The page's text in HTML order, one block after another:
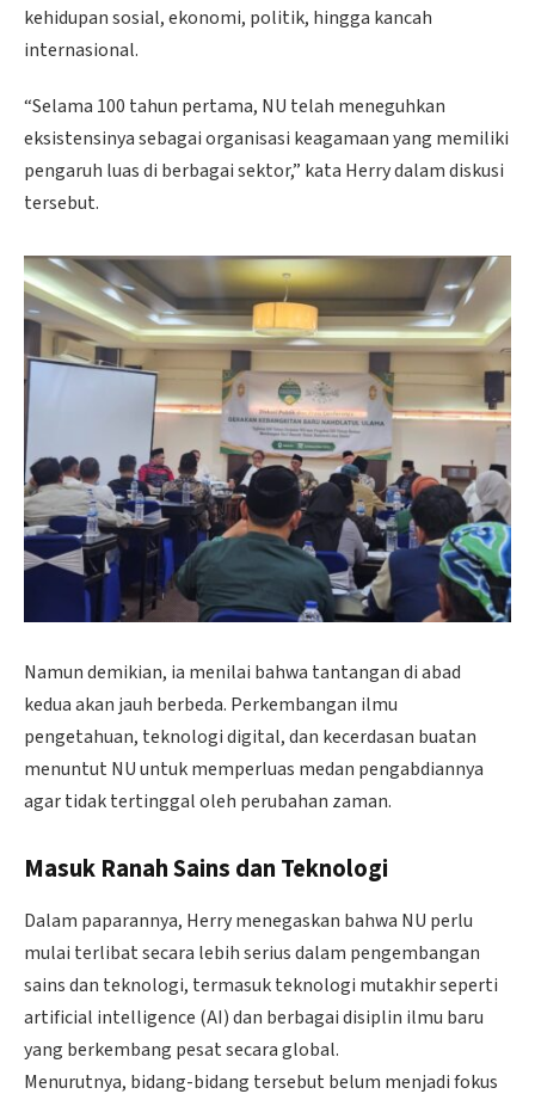
kehidupan sosial, ekonomi, politik, hingga kancah
internasional.
“Selama 100 tahun pertama, NU telah meneguhkan
eksistensinya sebagai organisasi keagamaan yang memiliki
pengaruh luas di berbagai sektor,” kata Herry dalam diskusi
tersebut.
Namun demikian, ia menilai bahwa tantangan di abad
kedua akan jauh berbeda. Perkembangan ilmu
pengetahuan, teknologi digital, dan kecerdasan buatan
menuntut NU untuk memperluas medan pengabdiannya
agar tidak tertinggal oleh perubahan zaman.
Masuk Ranah Sains dan Teknologi
Dalam paparannya, Herry menegaskan bahwa NU perlu
mulai terlibat secara lebih serius dalam pengembangan
sains dan teknologi, termasuk teknologi mutakhir seperti
artificial intelligence (AI) dan berbagai disiplin ilmu baru
yang berkembang pesat secara global.
Menurutnya, bidang-bidang tersebut belum menjadi fokus